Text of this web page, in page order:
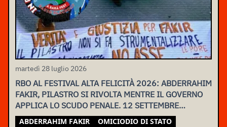
martedì 28 luglio 2026
RBO AL FESTIVAL ALTA FELICITÀ 2026: ABDERRAHIM
FAKIR, PILASTRO SI RIVOLTA MENTRE IL GOVERNO
APPLICA LO SCUDO PENALE. 12 SETTEMBRE
ASSEMBLEA NAZIONALE
ABDERRAHIM FAKIR
OMICIODIO DI STATO